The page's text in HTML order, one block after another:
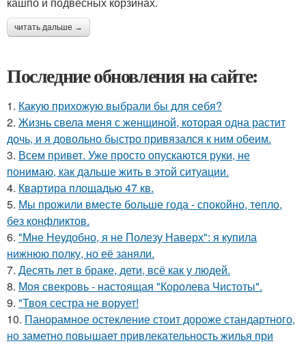
читать дальше →
Последние обновления на сайте:
1. Какую прихожую выбрали бы для себя?
2. Жизнь свела меня с женщиной, которая одна растит
дочь, и я довольно быстро привязался к ним обеим.
3. Всем привет. Уже просто опускаются руки, не
понимаю, как дальше жить в этой ситуации.
4. Квартира площадью 47 кв.
5. Мы прожили вместе больше года - спокойно, тепло,
без конфликтов.
6. "Мне Неудобно, я не Полезу Наверх": я купила
нижнюю полку, но её заняли.
7. Десять лет в браке, дети, всё как у людей.
8. Моя свекровь - настоящая "Королева Чистоты".
9. "Твоя сестра не ворует!
10. Панорамное остекление стоит дороже стандартного,
но заметно повышает привлекательность жилья при